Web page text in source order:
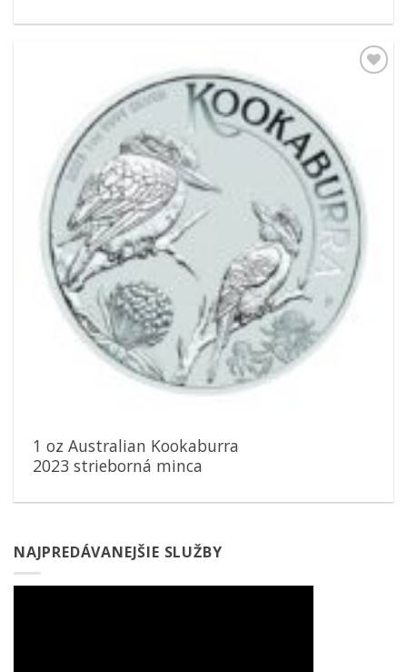
1 oz Australian Kookaburra
2023 strieborná minca
NAJPREDÁVANEJŠIE SLUŽBY